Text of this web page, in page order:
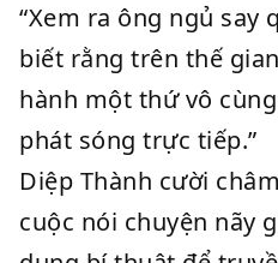
“Xem ra ông ngủ say
biết rằng trên thế
hành một thứ vô
phát sóng trực tiếp.”
Diệp Thành cười
cuộc nói chuyện nãy